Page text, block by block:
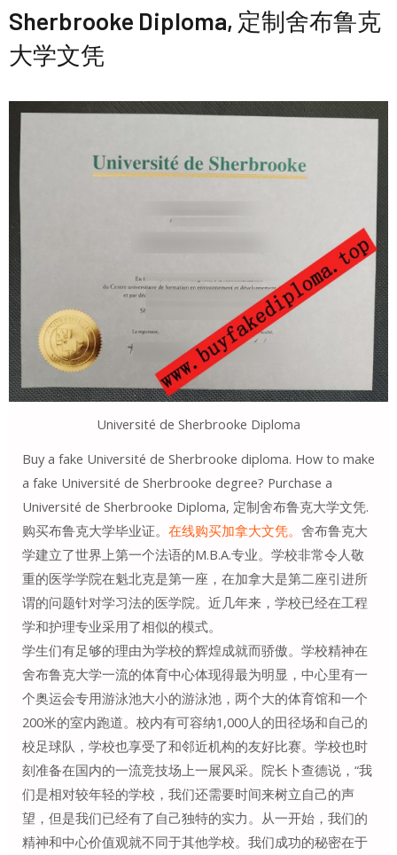
Sherbrooke Diploma, 定制舍布鲁克
大学文凭
Université de Sherbrooke Diploma
Buy a fake Université de Sherbrooke diploma. How to make
a fake Université de Sherbrooke degree? Purchase a
Université de Sherbrooke Diploma, 定制舍布鲁克大学文凭.
购买布鲁克大学毕业证。 在线购买加拿大文凭。 舍布鲁克大
学建立了世界上第一个法语的M.B.A.专业。学校非常令人敬
重的医学学院在魁北克是第一座，在加拿大是第二座引进所
谓的问题针对学习法的医学院。近几年来，学校已经在工程
学和护理专业采用了相似的模式。
学生们有足够的理由为学校的辉煌成就而骄傲。学校精神在
舍布鲁克大学一流的体育中心体现得最为明显，中心里有一
个奥运会专用游泳池大小的游泳池，两个大的体育馆和一个
200米的室内跑道。校内有可容纳1,000人的田径场和自己的
校足球队，学校也享受了和邻近机构的友好比赛。学校也时
刻准备在国内的一流竞技场上一展风采。院长卜查德说，“我
们是相对较年轻的学校，我们还需要时间来树立自己的声
望，但是我们已经有了自己独特的实力。从一开始，我们的
精神和中心价值观就不同于其他学校。我们成功的秘密在于